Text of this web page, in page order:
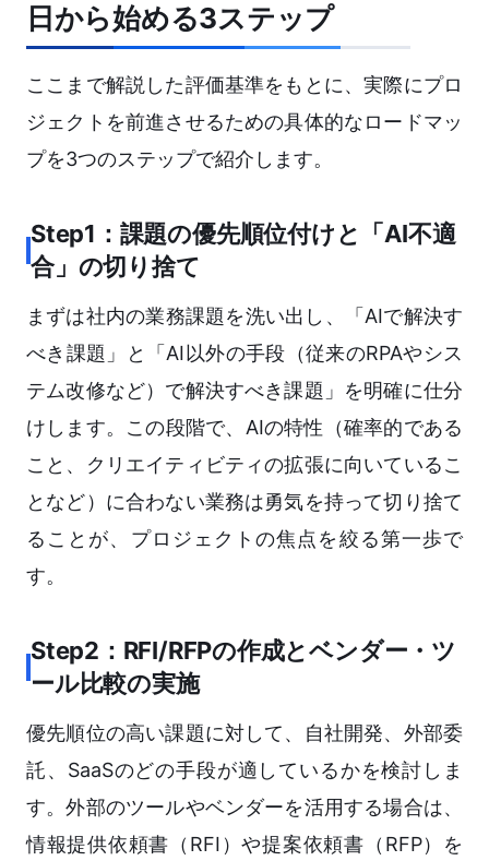
日から始める3ステップ
ここまで解説した評価基準をもとに、実際にプロ
ジェクトを前進させるための具体的なロードマッ
プを3つのステップで紹介します。
Step1：課題の優先順位付けと「AI不適
合」の切り捨て
まずは社内の業務課題を洗い出し、「AIで解決す
べき課題」と「AI以外の手段（従来のRPAやシス
テム改修など）で解決すべき課題」を明確に仕分
けします。この段階で、AIの特性（確率的である
こと、クリエイティビティの拡張に向いているこ
となど）に合わない業務は勇気を持って切り捨て
ることが、プロジェクトの焦点を絞る第一歩で
す。
Step2：RFI/RFPの作成とベンダー・ツ
ール比較の実施
優先順位の高い課題に対して、自社開発、外部委
託、SaaSのどの手段が適しているかを検討しま
す。外部のツールやベンダーを活用する場合は、
情報提供依頼書（RFI）や提案依頼書（RFP）を